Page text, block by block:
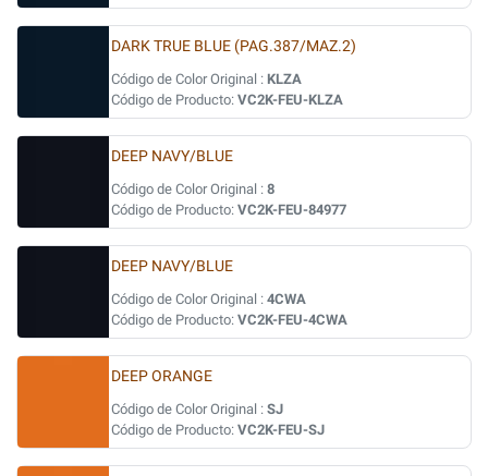
DARK TRUE BLUE (PAG.387/MAZ.2)
Código de Color Original : KLZA
Código de Producto: VC2K-FEU-KLZA
DEEP NAVY/BLUE
Código de Color Original : 8
Código de Producto: VC2K-FEU-84977
DEEP NAVY/BLUE
Código de Color Original : 4CWA
Código de Producto: VC2K-FEU-4CWA
DEEP ORANGE
Código de Color Original : SJ
Código de Producto: VC2K-FEU-SJ